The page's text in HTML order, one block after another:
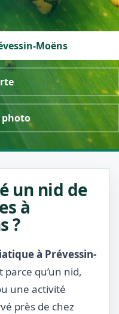
Moëns
un nid de
à
?
à Prévessin-
parce qu’un nid,
une activité
près de chez